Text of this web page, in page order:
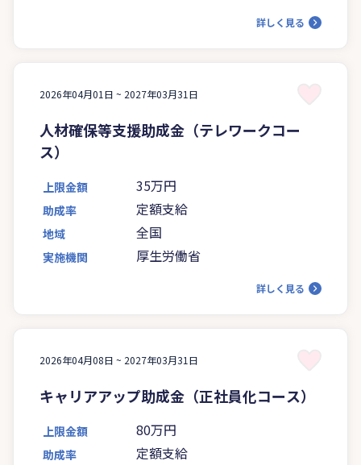
詳しく見る
2026年04月01日 ~ 2027年03月31日
人材確保等支援助成金（テレワークコー
ス）
上限金額 35万円
助成率 定額支給
地域 全国
実施機関 厚生労働省
詳しく見る
2026年04月08日 ~ 2027年03月31日
キャリアアップ助成金（正社員化コース）
上限金額 80万円
助成率 定額支給